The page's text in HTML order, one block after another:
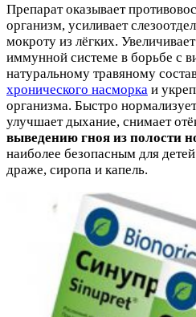
Препарат оказывает
организм, усиливает
мокроту из лёгких.
иммунной системе в борьбе с
натуральному травяному
хронического насморка и
организма. Быстро
улучшает дыхание, снимает
выведению гноя из полости
наиболее безопасным для
драже, сиропа и капель.